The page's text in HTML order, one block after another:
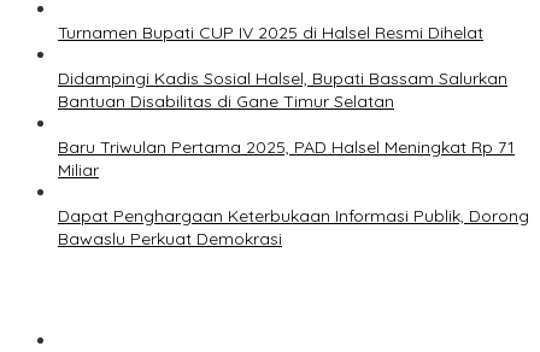
Turnamen Bupati CUP IV 2025 di Halsel Resmi Dihelat
Didampingi Kadis Sosial Halsel, Bupati Bassam Salurkan
Bantuan Disabilitas di Gane Timur Selatan
Baru Triwulan Pertama 2025, PAD Halsel Meningkat Rp 71
Miliar
Dapat Penghargaan Keterbukaan Informasi Publik, Dorong
Bawaslu Perkuat Demokrasi